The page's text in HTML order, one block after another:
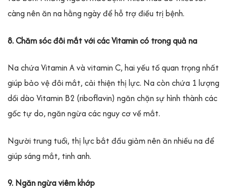
càng nên ăn na hằng ngày để hỗ trợ điều trị bệnh.
8. Chăm sóc đôi mắt với các Vitamin có trong quả na
Na chứa Vitamin A và vitamin C, hai yếu tố quan trọng nhất
giúp bảo vệ đôi mắt, cải thiện thị lực. Na còn chứa 1 lượng
dồi dào Vitamin B2 (riboflavin) ngăn chặn sự hình thành các
gốc tự do, ngăn ngừa các nguy cơ về mắt.
Người trung tuổi, thị lực bắt đầu giảm nên ăn nhiều na để
giúp sáng mắt, tinh anh.
9. Ngăn ngừa viêm khớp